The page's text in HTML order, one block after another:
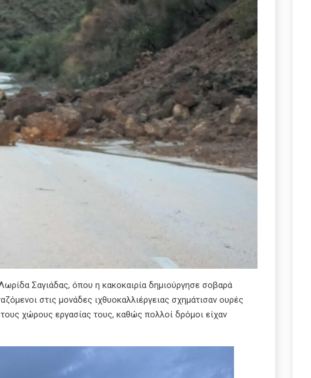
Σαγιάδας, όπου η κακοκαιρία δημιούργησε σοβαρά
στις μονάδες ιχθυοκαλλιέργειας σχημάτισαν ουρές
χώρους εργασίας τους, καθώς πολλοί δρόμοι είχαν